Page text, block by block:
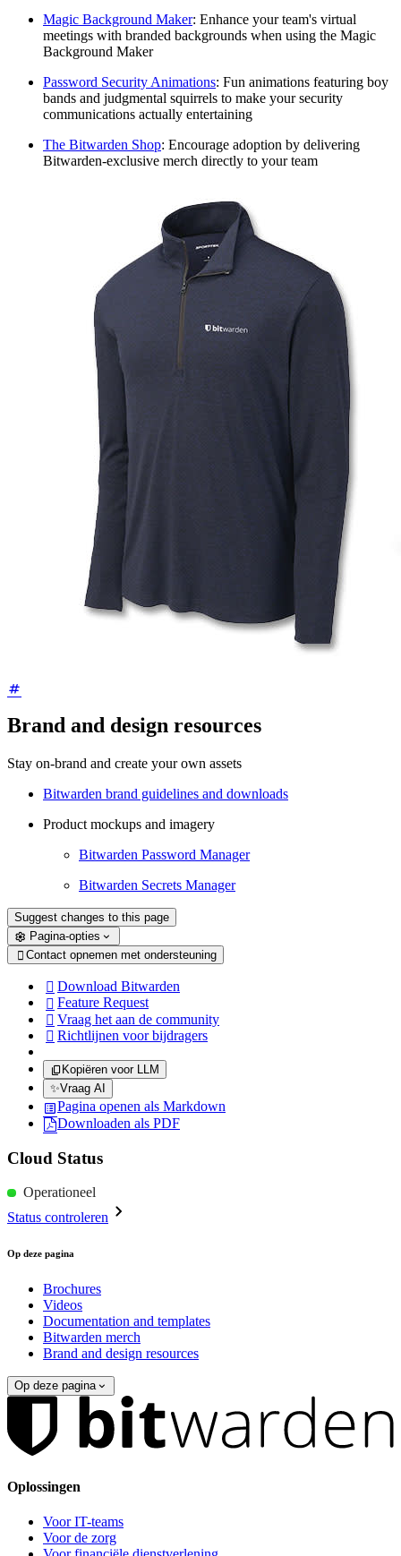
Magic Background Maker: Enhance your team's virtual
meetings with branded backgrounds when using the Magic
Background Maker
Password Security Animations: Fun animations featuring boy
bands and judgmental squirrels to make your security
communications actually entertaining
The Bitwarden Shop: Encourage adoption by delivering
Bitwarden-exclusive merch directly to your team
Brand and design resources
Stay on-brand and create your own assets
Bitwarden brand guidelines and downloads
Product mockups and imagery
Bitwarden Password Manager
Bitwarden Secrets Manager
Suggest changes to this page
Pagina-opties
 Contact opnemen met ondersteuning
 Download Bitwarden
 Feature Request
 Vraag het aan de community
 Richtlijnen voor bijdragers
Kopiëren voor LLM
✨Vraag AI
Pagina openen als Markdown
Downloaden als PDF
Cloud Status
Operationeel
Status controleren
Op deze pagina
Brochures
Videos
Documentation and templates
Bitwarden merch
Brand and design resources
Op deze pagina
Oplossingen
Voor IT-teams
Voor de zorg